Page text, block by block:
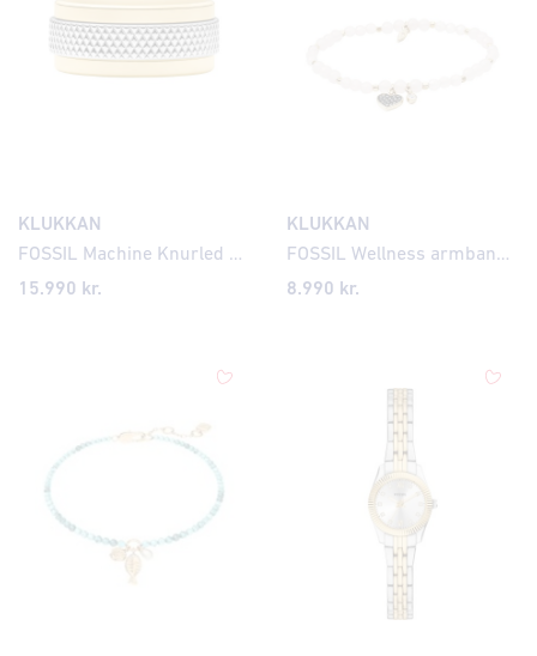
KLUKKAN
FOSSIL Machine Knurled Two Tone herrahringur JF04917
15.990 kr.
KLUKKAN
FOSSIL Wellness armband JA6922
8.990 kr.